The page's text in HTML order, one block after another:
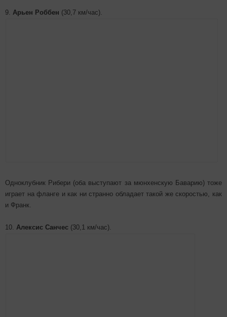
9. Арьен Роббен (30,7 км/час).
Одноклубник Рибери (оба выступают за мюнхенскую Баварию) тоже
играет на фланге и как ни странно обладает такой же скоростью, как
и Франк.
10. Алексис Санчес (30,1 км/час).